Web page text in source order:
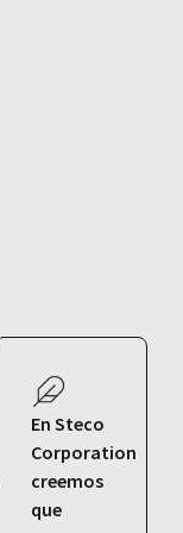
En Steco
Corporation
creemos
que